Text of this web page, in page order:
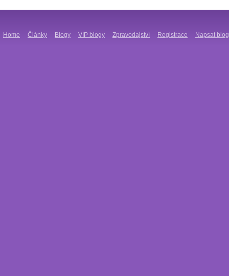
Home Články Blogy VIP blogy Zpravodajství Registrace Napsat blog